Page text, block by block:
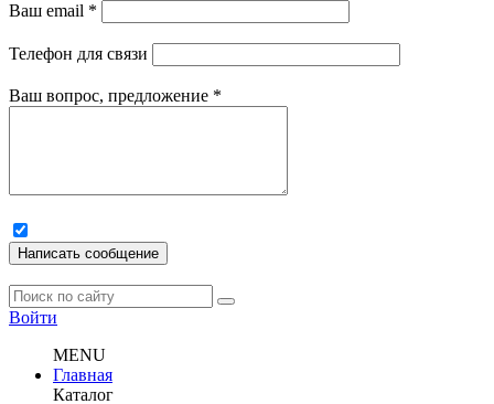
Ваш email *
Телефон для связи
Ваш вопрос, предложение *
Написать сообщение
Войти
MENU
Главная
Каталог